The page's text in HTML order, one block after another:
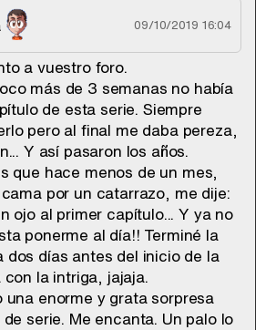
09/10/2019 16:04
a vuestro foro.
más de 3 semanas no había
de esta serie. Siempre
pero al final me daba pereza,
Y así pasaron los años.
que hace menos de un mes,
por un catarrazo, me dije:
ojo al primer capítulo... Y ya no
ponerme al día!! Terminé la
dos días antes del inicio de la
la intriga, jajaja.
una enorme y grata sorpresa
serie. Me encanta. Un palo lo